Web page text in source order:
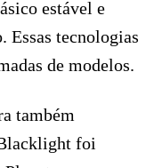
estável e
Essas tecnologias
de modelos.
também
foi